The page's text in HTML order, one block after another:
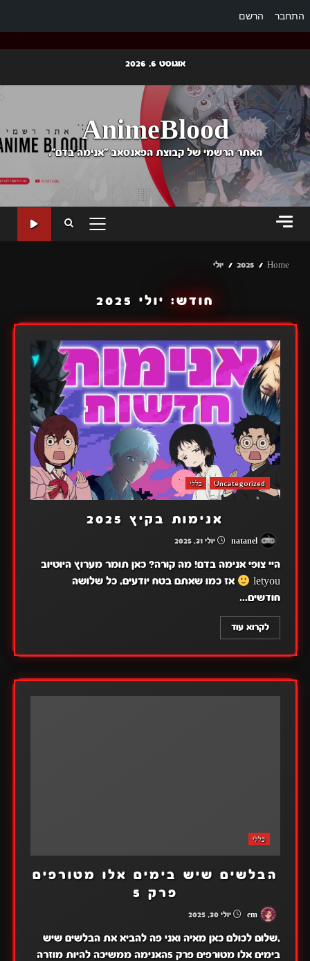
התחבר הרשם
content
אוגוסט 6, 2026
AnimeBlood
האתר הרשמי של קבוצת הפאנסאב "אנימה בדם".
PRIMARY
Home
2025 יולי
חודש: יולי 2025
Uncategorized כללי
אנימות בקיץ 2025
יולי 31, 2025
היי צופי אנימה בדם! מה קורה? כאן תומר מערוץ היוטיוב
letyou
אז כמו שאתם בטח יודעים, כל שלושה
חודשים...
לקרוא עוד
כללי
הבלשים שיש בימים אלו מטורפים
פרק 5
em יולי 30, 2025
,שלום לכולם כאן מאיה ואני פה להביא את הבלשים שיש
בימים אלו מטורפים פרק 5האנימה ממשיכה להיות מוזרה